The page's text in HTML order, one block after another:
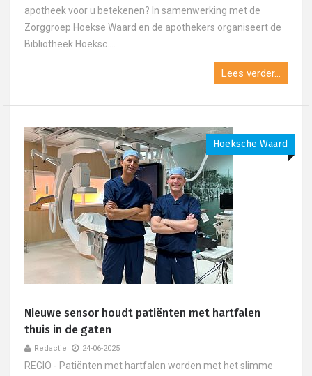
apotheek voor u betekenen? In samenwerking met de
Zorggroep Hoekse Waard en de apothekers organiseert de
Bibliotheek Hoeksc....
Lees verder...
Hoeksche Waard
Nieuwe sensor houdt patiënten met hartfalen
thuis in de gaten
Redactie 24-06-2025
REGIO - Patiënten met hartfalen worden met het slimme